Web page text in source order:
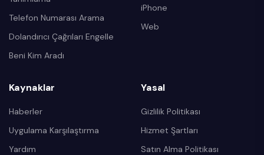
Telefon Numarası Arama
Dolandırıcı Çağrıları Engelle
Beni Kim Aradı
iPhone
Web
Kaynaklar
Haberler
Uygulama Karşılaştırma
Yardım
Yasal
Gizlilik Politikası
Hizmet Şartları
Satın Alma Politikası